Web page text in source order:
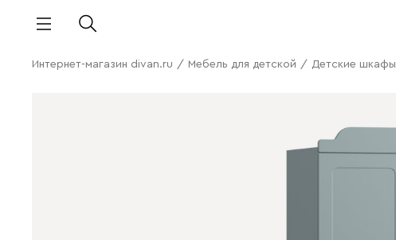
Интернет-магазин divan.ru / Мебель для детской / Детские шкафы